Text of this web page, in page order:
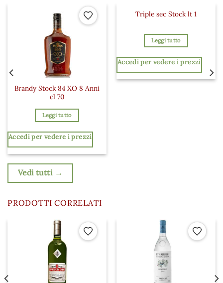
Aggiungi ai preferiti
Brandy Stock 84 XO 8 Anni
cl 70
Leggi tutto
Accedi per vedere i prezzi
Triple sec Stock lt 1
Leggi tutto
Accedi per vedere i prezzi
Vedi tutti →
PRODOTTI CORRELATI
Aggiungi ai preferiti